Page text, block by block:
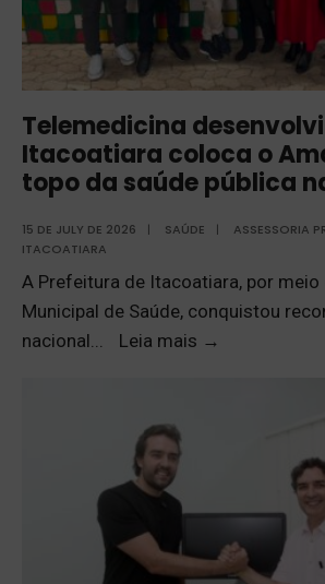
Telemedicina
Itacoatiara coloca o
topo da saúde pública
15 DE JULY DE 2026 | SAÚDE |
ASSESSORIA
ITACOATIARA
A Prefeitura de Itacoatiara, por meio
Municipal de Saúde, conquistou
nacional... Leia mais →